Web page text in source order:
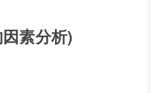
素分析)